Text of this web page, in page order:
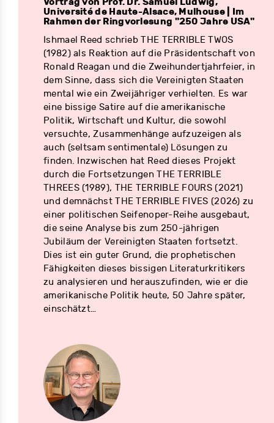
Université de Haute-Alsace, Mulhouse | Im
Rahmen der Ringvorlesung "250 Jahre USA"
Ishmael Reed schrieb THE TERRIBLE TWOS
(1982) als Reaktion auf die Präsidentschaft von
Ronald Reagan und die Zweihundertjahrfeier, in
dem Sinne, dass sich die Vereinigten Staaten
mental wie ein Zweijähriger verhielten. Es war
eine bissige Satire auf die amerikanische
Politik, Wirtschaft und Kultur, die sowohl
versuchte, Zusammenhänge aufzuzeigen als
auch (seltsam sentimentale) Lösungen zu
finden. Inzwischen hat Reed dieses Projekt
durch die Fortsetzungen THE TERRIBLE
THREES (1989), THE TERRIBLE FOURS (2021)
und demnächst THE TERRIBLE FIVES (2026) zu
einer politischen Seifenoper-Reihe ausgebaut,
die seine Analyse bis zum 250-jährigen
Jubiläum der Vereinigten Staaten fortsetzt.
Dies ist ein guter Grund, die prophetischen
Fähigkeiten dieses bissigen Literaturkritikers
zu analysieren und herauszufinden, wie er die
amerikanische Politik heute, 50 Jahre später,
einschätzt…